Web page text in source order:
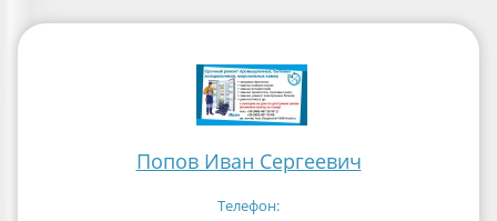
Попов Иван Сергеевич
Телефон: